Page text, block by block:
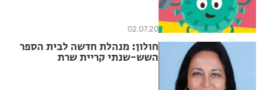
02.07.20
חולון: מנהלת חדשה לבית הספר
השש-שנתי קריית שרת